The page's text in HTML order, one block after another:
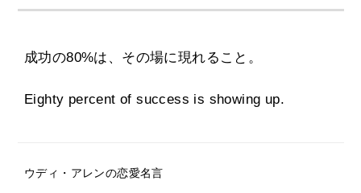
成功の80%は、その場に現れること。
Eighty percent of success is showing up.
ウディ・アレンの恋愛名言